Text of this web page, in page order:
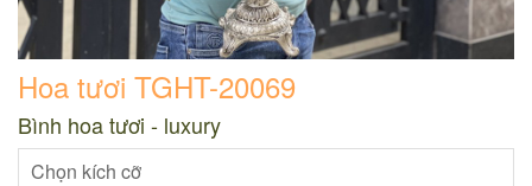
Hoa tươi TGHT-20069
Bình hoa tươi - luxury
Chọn kích cỡ